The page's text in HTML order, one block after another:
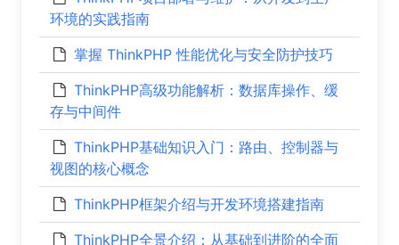
环境的实践指南
掌握 ThinkPHP 性能优化与安全防护技巧
ThinkPHP高级功能解析：数据库操作、缓
存与中间件
ThinkPHP基础知识入门：路由、控制器与
视图的核心概念
ThinkPHP框架介绍与开发环境搭建指南
ThinkPHP全景介绍：从基础到进阶的全面